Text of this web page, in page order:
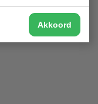
Akkoord